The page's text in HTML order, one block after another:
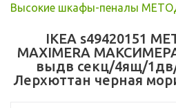
Высокие шкафы-пеналы
IKEA s49420151
MAXIMERA
выдв секц/4ящ/
Лерхюттан черная